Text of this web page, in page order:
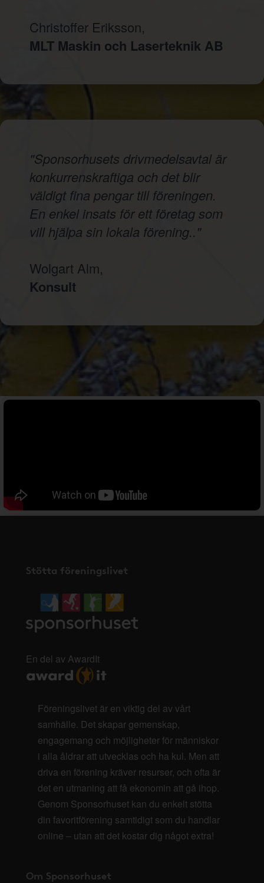
Christoffer Eriksson,
MLT Maskin och Laserteknik AB
"Sponsorhusets drivmedelsavtal är
konkurrenskraftiga och det blir
väldigt fina pengar till föreningen.
En enkel insats för ett företag som
vill hjälpa sin lokala förening.."
Wolgart Alm,
Konsult
Stötta föreningslivet
En del av AwardIt
Föreningslivet är en viktig del av vårt
samhälle. Det skapar gemenskap,
engagemang och möjligheter för människor
i alla åldrar att utvecklas och ha kul. Men att
driva en förening kräver resurser, och ofta är
det en utmaning att få ekonomin att gå ihop.
Genom Sponsorhuset kan du enkelt stötta
din favoritförening samtidigt som du handlar
online – utan att det kostar dig något extra!
Om Sponsorhuset